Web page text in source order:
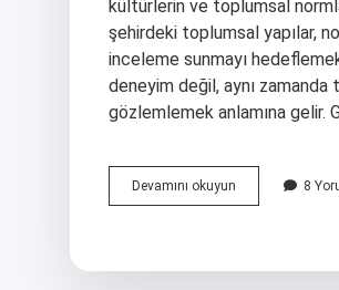
kültürlerin ve toplumsal
şehirdeki toplumsal yapılar,
inceleme sunmayı
deneyim değil, aynı zamanda
gözlemlemek anlamına gelir.
Devamını okuyun Granada
hangi
8